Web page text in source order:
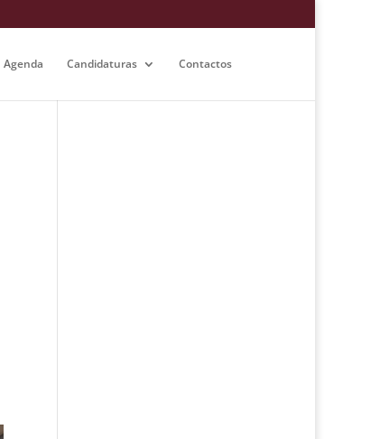
Agenda Candidaturas Contactos